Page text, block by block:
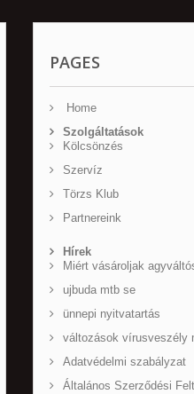
PAGES
Home
Szolgáltatások
Kölcsönzés
Szervíz
Törzs Klub
Partnereink
Hírek
Miért vásároljak
ujbuda mtb se
ünnepi nyitvatartás
változások vírusveszély
Adatvédelmi szabályzat
Általános Szerződési